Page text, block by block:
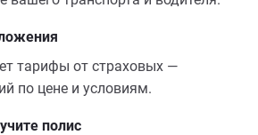
тарифы от страховых —
по цене и условиям.
полис